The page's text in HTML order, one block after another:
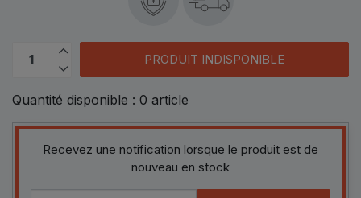
PRODUIT INDISPONIBLE
Quantité disponible : 0 article
Recevez une notification lorsque le produit est de
nouveau en stock